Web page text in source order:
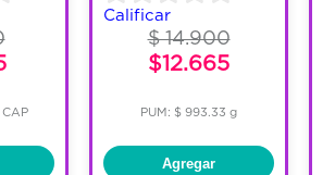
Calificar
$ 14.900
$12.665
PUM: $ 993.33 g
Agregar